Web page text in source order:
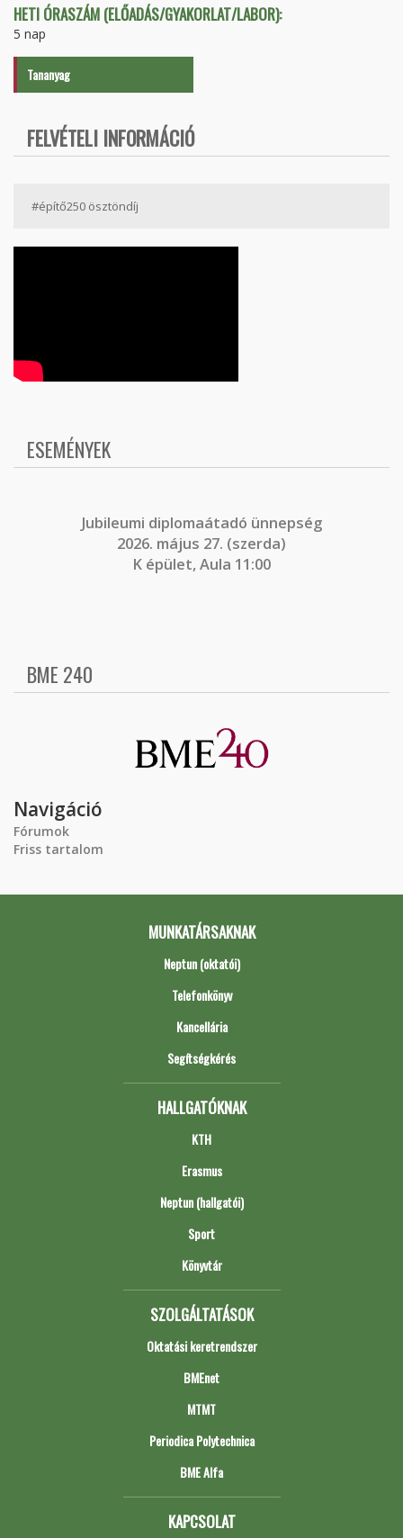
HETI ÓRASZÁM (ELŐADÁS/GYAKORLAT/LABOR):
5 nap
Tananyag
FELVÉTELI INFORMÁCIÓ
#építő250 ösztöndíj
ESEMÉNYEK
Jubileumi diplomaátadó ünnepség
2026. május 27. (szerda)
K épület, Aula 11:00
BME 240
Navigáció
Fórumok
Friss tartalom
MUNKATÁRSAKNAK
Neptun (oktatói)
Telefonkönyv
Kancellária
Segítségkérés
HALLGATÓKNAK
KTH
Erasmus
Neptun (hallgatói)
Sport
Könyvtár
SZOLGÁLTATÁSOK
Oktatási keretrendszer
BMEnet
MTMT
Periodica Polytechnica
BME Alfa
KAPCSOLAT